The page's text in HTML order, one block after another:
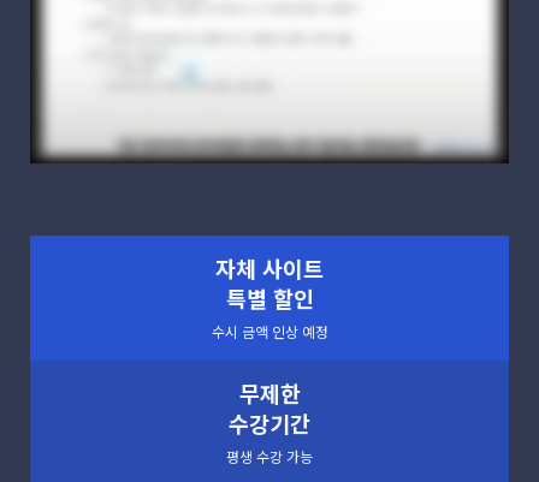
자체 사이트
특별 할인
수시 금액 인상 예정
무제한
수강기간
평생 수강 가능